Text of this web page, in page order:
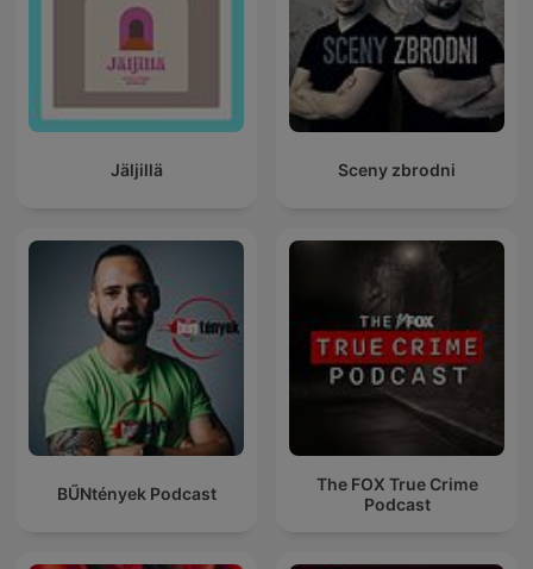
Jäljillä Sceny zbrodni
BŰNtények Podcast
The FOX True Crime
Podcast